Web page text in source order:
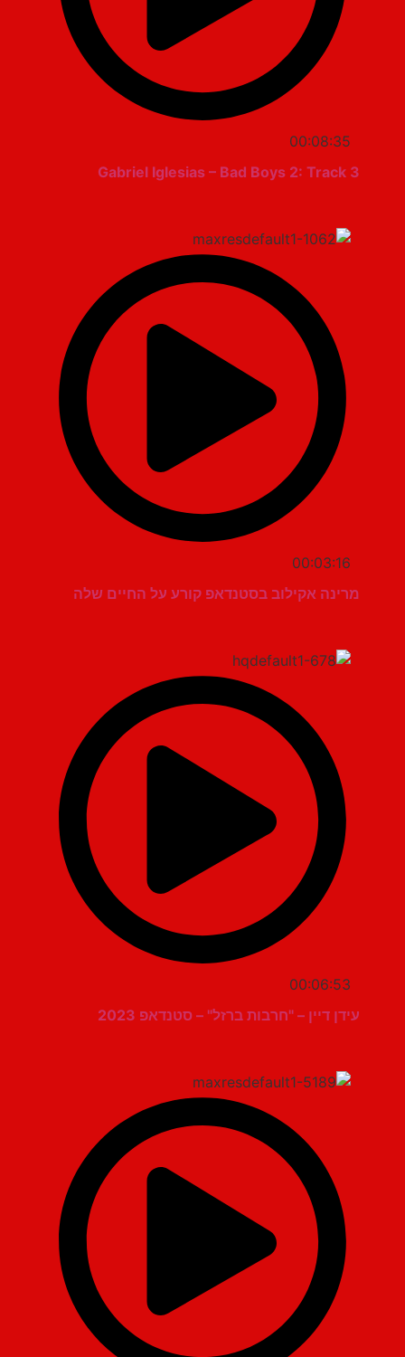
00:08:35
Gabriel Iglesias – Bad Boys 2: Track 3
00:03:16
מרינה אקילוב בסטנדאפ קורע על החיים שלה
00:06:53
עידן דיין – "חרבות ברזל" – סטנדאפ 2023